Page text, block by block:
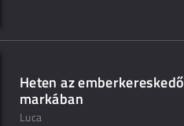
Heten az
markában
Luca